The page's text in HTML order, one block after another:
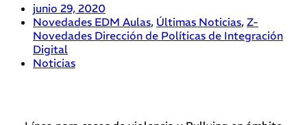
junio 29, 2020
Novedades EDM Aulas, Últimas Noticias, Z-
Novedades Dirección de Políticas de Integración
Digital
Noticias